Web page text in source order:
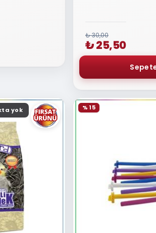
₺ 30,00
₺ 25,50
yok % 15